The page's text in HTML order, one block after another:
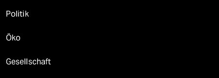
Politik
Öko
Gesellschaft